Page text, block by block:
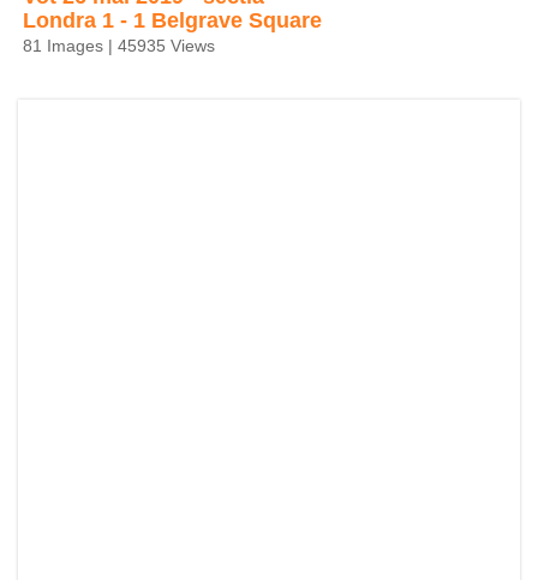
Londra 1 - 1 Belgrave Square
81 Images | 45935 Views